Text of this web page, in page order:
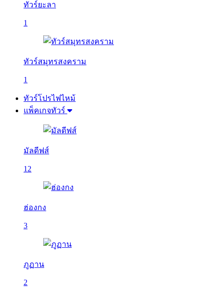
ทัวร์ยะลา
1
ทัวร์สมุทรสงคราม
1
ทัวร์โปรไฟไหม้
แพ็คเกจทัวร์
มัลดีฟส์
12
ฮ่องกง
3
ภูฏาน
2